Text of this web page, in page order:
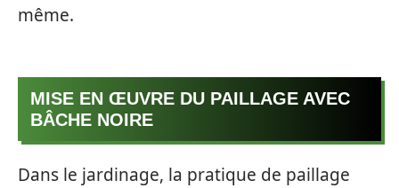
même.
MISE EN ŒUVRE DU PAILLAGE AVEC
BÂCHE NOIRE
Dans le jardinage, la pratique de paillage